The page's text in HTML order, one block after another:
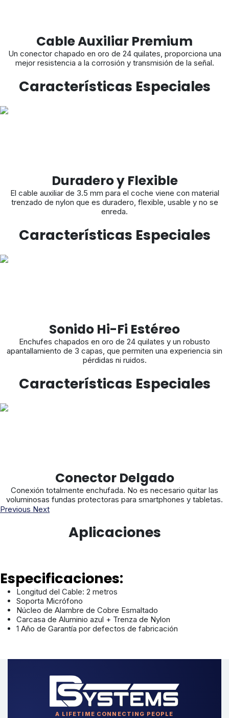
Cable Auxiliar Premium
Un conector chapado en oro de 24 quilates, proporciona una
mejor resistencia a la corrosión y transmisión de la señal.
Características Especiales
Duradero y Flexible
El cable auxiliar de 3.5 mm para el coche viene con material
trenzado de nylon que es duradero, flexible, usable y no se
enreda.
Características Especiales
Sonido Hi-Fi Estéreo
Enchufes chapados en oro de 24 quilates y un robusto
apantallamiento de 3 capas, que permiten una experiencia sin
pérdidas ni ruidos.
Características Especiales
Conector Delgado
Conexión totalmente enchufada. No es necesario quitar las
voluminosas fundas protectoras para smartphones y tabletas.
Previous Next
Aplicaciones
Especificaciones:
Longitud del Cable: 2 metros
Soporta Micrófono
Núcleo de Alambre de Cobre Esmaltado
Carcasa de Aluminio azul + Trenza de Nylon
1 Año de Garantía por defectos de fabricación
A LIFETIME CONNECTING PEOPLE